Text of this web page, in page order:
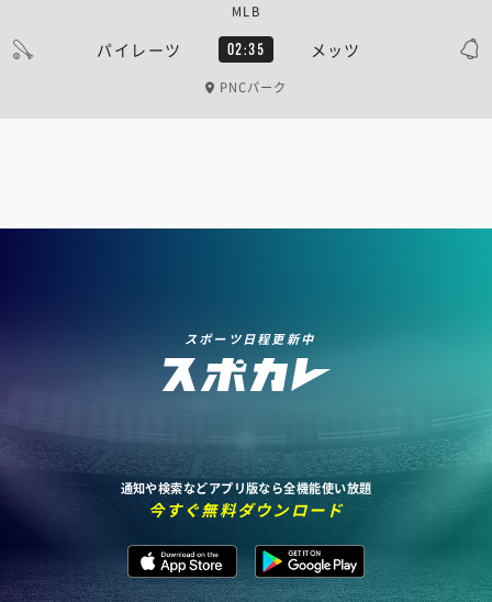
パイレーツ 02:35 メッツ
MLB
PNCパーク
スポーツ日程更新中
通知や検索などアプリ版なら全機能使い放題
今すぐ無料ダウンロード